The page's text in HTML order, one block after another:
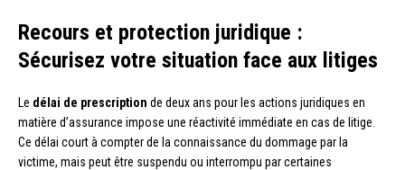
Recours et protection juridique :
Sécurisez votre situation face aux litiges
Le délai de prescription de deux ans pour les actions juridiques en
matière d’assurance impose une réactivité immédiate en cas de litige.
Ce délai court à compter de la connaissance du dommage par la
victime, mais peut être suspendu ou interrompu par certaines